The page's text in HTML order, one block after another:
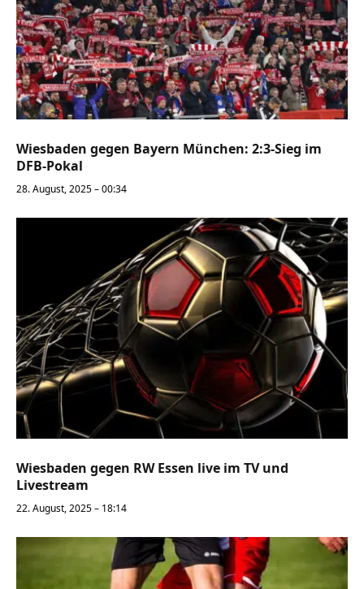
Wiesbaden gegen Bayern München: 2:3-Sieg im
DFB-Pokal
28. August, 2025 – 00:34
Wiesbaden gegen RW Essen live im TV und
Livestream
22. August, 2025 – 18:14